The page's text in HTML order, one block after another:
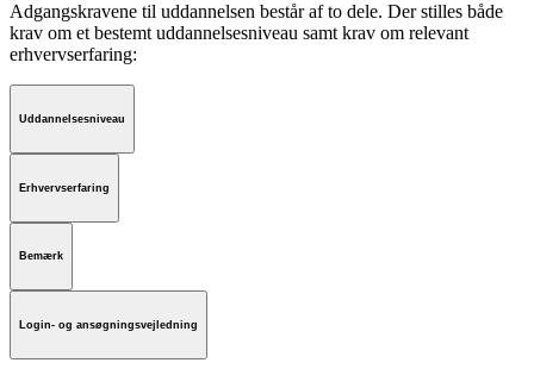
Adgangskravene til uddannelsen består af to dele. Der stilles både
krav om et bestemt uddannelsesniveau samt krav om relevant
erhvervserfaring:
Uddannelsesniveau
Erhvervserfaring
Bemærk
Login- og ansøgningsvejledning